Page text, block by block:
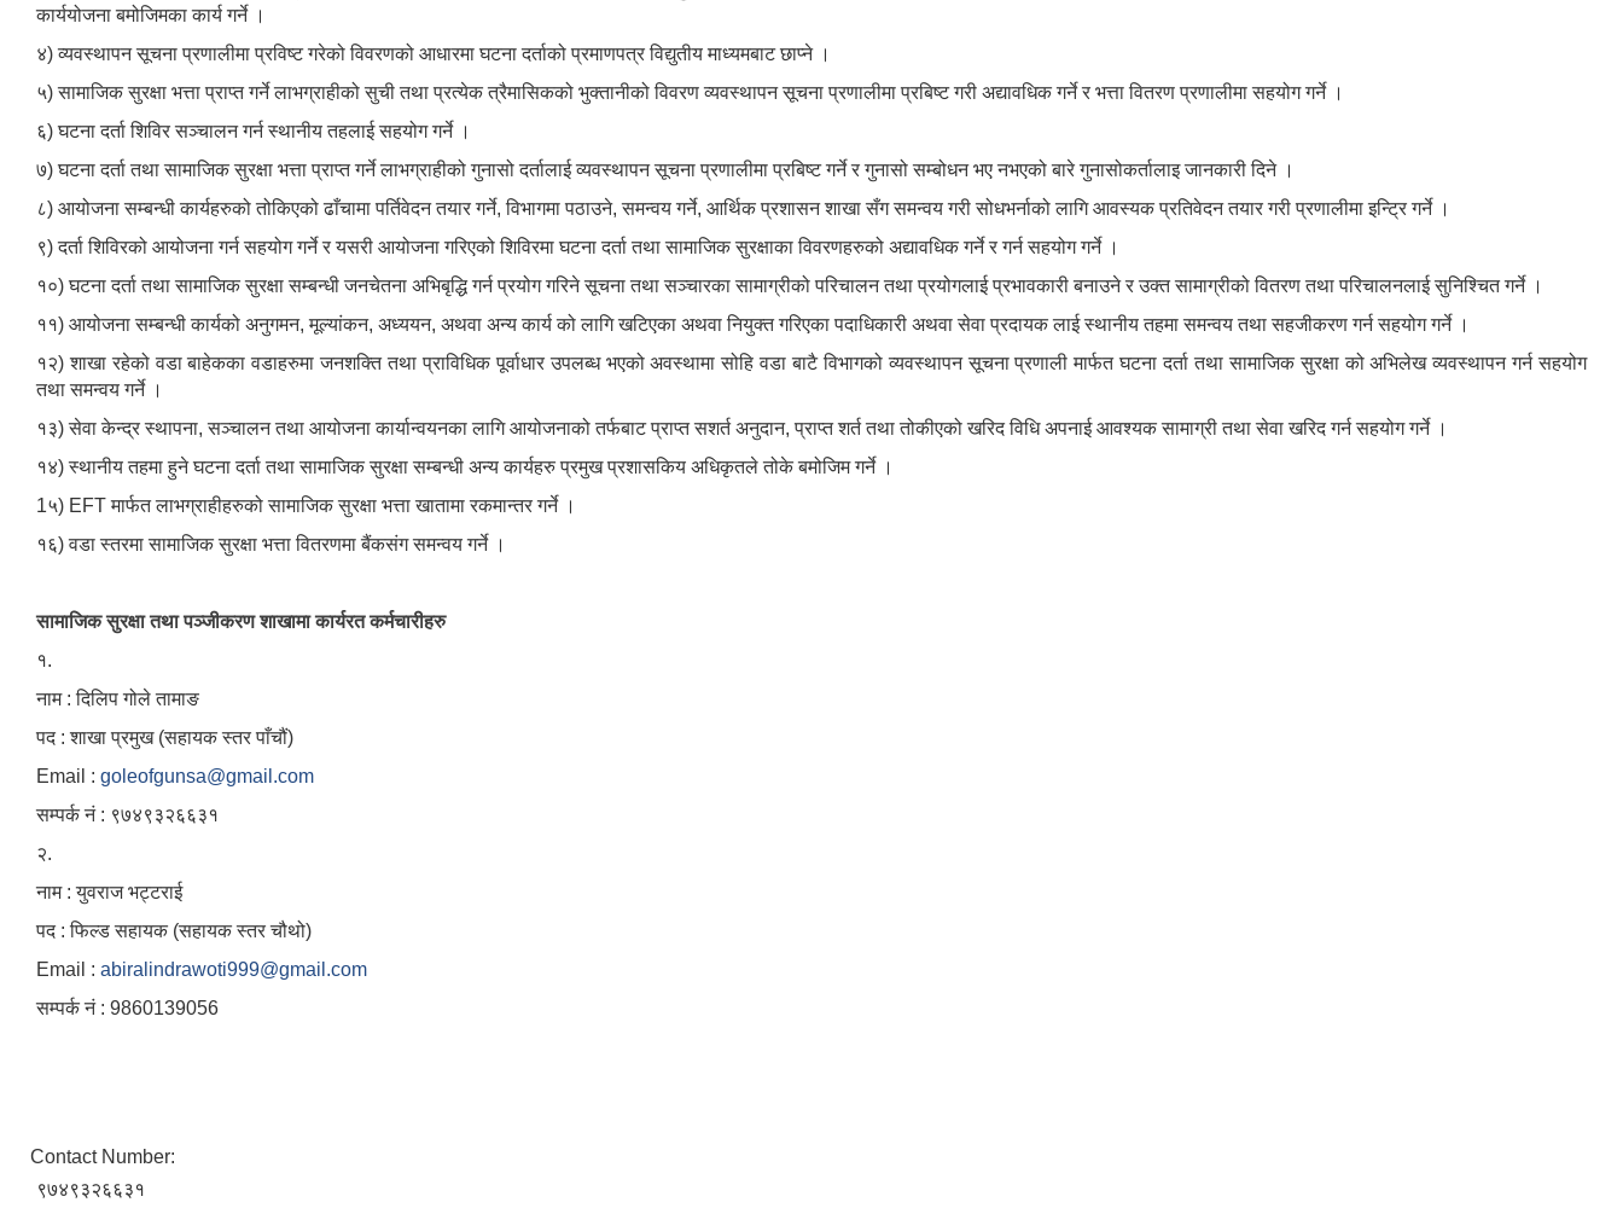
कार्ययोजना बमोजिमका कार्य गर्ने ।
४) व्यवस्थापन सूचना प्रणालीमा प्रविष्ट गरेको विवरणको आधारमा घटना दर्ताको प्रमाणपत्र विद्युतीय माध्यमबाट छाप्ने ।
५) सामाजिक सुरक्षा भत्ता प्राप्त गर्ने लाभग्राहीको सुची तथा प्रत्येक त्रैमासिकको भुक्तानीको विवरण व्यवस्थापन सूचना प्रणालीमा प्रबिष्ट गरी अद्यावधिक गर्ने र भत्ता वितरण प्रणालीमा सहयोग गर्ने ।
६) घटना दर्ता शिविर सञ्चालन गर्न स्थानीय तहलाई सहयोग गर्ने ।
७) घटना दर्ता तथा सामाजिक सुरक्षा भत्ता प्राप्त गर्ने लाभग्राहीको गुनासो दर्तालाई व्यवस्थापन सूचना प्रणालीमा प्रबिष्ट गर्ने र गुनासो सम्बोधन भए नभएको बारे गुनासोकर्तालाइ जानकारी दिने ।
८) आयोजना सम्बन्धी कार्यहरुको तोकिएको ढाँचामा पर्तिवेदन तयार गर्ने, विभागमा पठाउने, समन्वय गर्ने, आर्थिक प्रशासन शाखा सँग समन्वय गरी सोधभर्नाको लागि आवस्यक प्रतिवेदन तयार गरी प्रणालीमा इन्ट्रि गर्ने ।
९) दर्ता शिविरको आयोजना गर्न सहयोग गर्ने र यसरी आयोजना गरिएको शिविरमा घटना दर्ता तथा सामाजिक सुरक्षाका विवरणहरुको अद्यावधिक गर्ने र गर्न सहयोग गर्ने ।
१०) घटना दर्ता तथा सामाजिक सुरक्षा सम्बन्धी जनचेतना अभिबृद्धि गर्न प्रयोग गरिने सूचना तथा सञ्चारका सामाग्रीको परिचालन तथा प्रयोगलाई प्रभावकारी बनाउने र उक्त सामाग्रीको वितरण तथा परिचालनलाई सुनिश्चित गर्ने ।
११) आयोजना सम्बन्धी कार्यको अनुगमन, मूल्यांकन, अध्ययन, अथवा अन्य कार्य को लागि खटिएका अथवा नियुक्त गरिएका पदाधिकारी अथवा सेवा प्रदायक लाई स्थानीय तहमा समन्वय तथा सहजीकरण गर्न सहयोग गर्ने ।
१२) शाखा रहेको वडा बाहेकका वडाहरुमा जनशक्ति तथा प्राविधिक पूर्वाधार उपलब्ध भएको अवस्थामा सोहि वडा बाटै विभागको व्यवस्थापन सूचना प्रणाली मार्फत घटना दर्ता तथा सामाजिक सुरक्षा को अभिलेख व्यवस्थापन गर्न सहयोग
तथा समन्वय गर्ने ।
१३) सेवा केन्द्र स्थापना, सञ्चालन तथा आयोजना कार्यान्वयनका लागि आयोजनाको तर्फबाट प्राप्त सशर्त अनुदान, प्राप्त शर्त तथा तोकीएको खरिद विधि अपनाई आवश्यक सामाग्री तथा सेवा खरिद गर्न सहयोग गर्ने ।
१४) स्थानीय तहमा हुने घटना दर्ता तथा सामाजिक सुरक्षा सम्बन्धी अन्य कार्यहरु प्रमुख प्रशासकिय अधिकृतले तोके बमोजिम गर्ने ।
1५) EFT मार्फत लाभग्राहीहरुको सामाजिक सुरक्षा भत्ता खातामा रकमान्तर गर्ने ।
१६) वडा स्तरमा सामाजिक सुरक्षा भत्ता वितरणमा बैंकसंग समन्वय गर्ने ।
सामाजिक सुरक्षा तथा पञ्जीकरण शाखामा कार्यरत कर्मचारीहरु
१.
नाम : दिलिप गोले तामाङ
पद : शाखा प्रमुख (सहायक स्तर पाँचौं)
Email : goleofgunsa@gmail.com
सम्पर्क नं : ९७४९३२६६३१
२.
नाम : युवराज भट्टराई
पद : फिल्ड सहायक (सहायक स्तर चौथो)
Email : abiralindrawoti999@gmail.com
सम्पर्क नं : 9860139056
Contact Number:
९७४९३२६६३१